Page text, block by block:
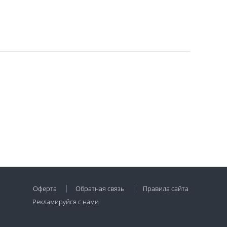
Оферта Обратная связь
Правила сайта
Рекламируйся с нами